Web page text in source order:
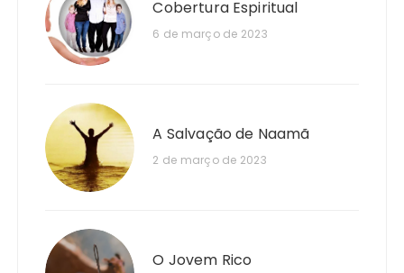
Cobertura Espiritual
6 de março de 2023
A Salvação de Naamã
2 de março de 2023
O Jovem Rico